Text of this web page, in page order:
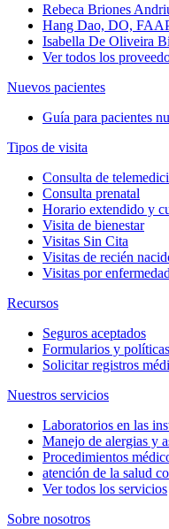
Rebeca Briones
Hang Dao, DO,
Isabella De Oliveira
Ver todos los
Nuevos pacientes
Guía para pacientes
Tipos de visita
Consulta de
Consulta prenatal
Horario extendido y
Visita de bienestar
Visitas Sin Cita
Visitas de recién
Visitas por
Recursos
Seguros aceptados
Formularios y políticas
Solicitar registros
Nuestros servicios
Laboratorios en las
Manejo de alergias y
Procedimientos
atención de la salud
Ver todos los servicios
Sobre nosotros